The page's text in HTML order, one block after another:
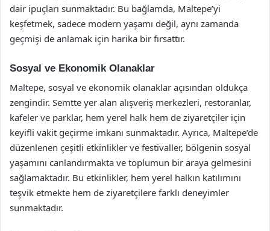
dair ipuçları sunmaktadır. Bu bağlamda, Maltepe’yi
keşfetmek, sadece modern yaşamı değil, aynı zamanda
geçmişi de anlamak için harika bir fırsattır.
Sosyal ve Ekonomik Olanaklar
Maltepe, sosyal ve ekonomik olanaklar açısından oldukça
zengindir. Semtte yer alan alışveriş merkezleri, restoranlar,
kafeler ve parklar, hem yerel halk hem de ziyaretçiler için
keyifli vakit geçirme imkanı sunmaktadır. Ayrıca, Maltepe’de
düzenlenen çeşitli etkinlikler ve festivaller, bölgenin sosyal
yaşamını canlandırmakta ve toplumun bir araya gelmesini
sağlamaktadır. Bu etkinlikler, hem yerel halkın katılımını
teşvik etmekte hem de ziyaretçilere farklı deneyimler
sunmaktadır.